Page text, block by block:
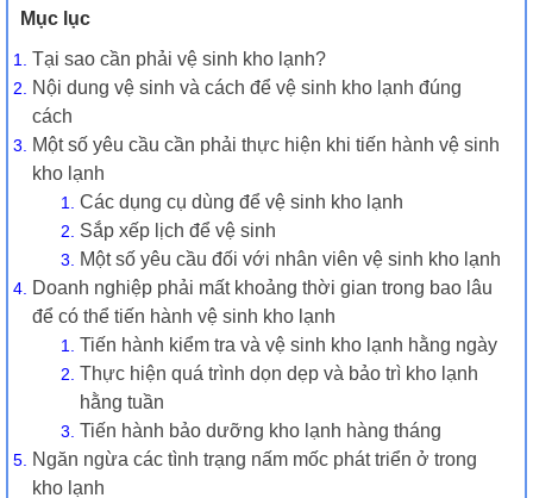
Mục lục
Tại sao cần phải vệ sinh kho lạnh?
Nội dung vệ sinh và cách để vệ sinh kho lạnh đúng
cách
Một số yêu cầu cần phải thực hiện khi tiến hành vệ sinh
kho lạnh
Các dụng cụ dùng để vệ sinh kho lạnh
Sắp xếp lịch để vệ sinh
Một số yêu cầu đối với nhân viên vệ sinh kho lạnh
Doanh nghiệp phải mất khoảng thời gian trong bao lâu
để có thể tiến hành vệ sinh kho lạnh
Tiến hành kiểm tra và vệ sinh kho lạnh hằng ngày
Thực hiện quá trình dọn dẹp và bảo trì kho lạnh
hằng tuần
Tiến hành bảo dưỡng kho lạnh hàng tháng
Ngăn ngừa các tình trạng nấm mốc phát triển ở trong
kho lạnh